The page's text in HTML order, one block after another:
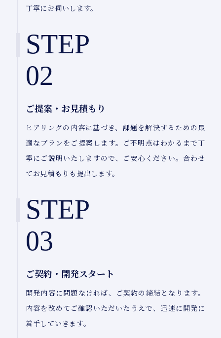
丁寧にお伺いします。
STEP
02
ご提案・お見積もり
ヒアリングの内容に基づき、課題を解決するための最
適なプランをご提案します。ご不明点はわかるまで丁
寧にご説明いたしますので、ご安心ください。合わせ
てお見積もりも提出します。
STEP
03
ご契約・開発スタート
開発内容に問題なければ、ご契約の締結となります。
内容を改めてご確認いただいたうえで、迅速に開発に
着手していきます。